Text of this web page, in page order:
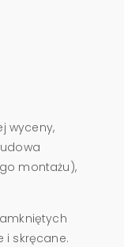
wyceny,
montażu),
i skręcane.